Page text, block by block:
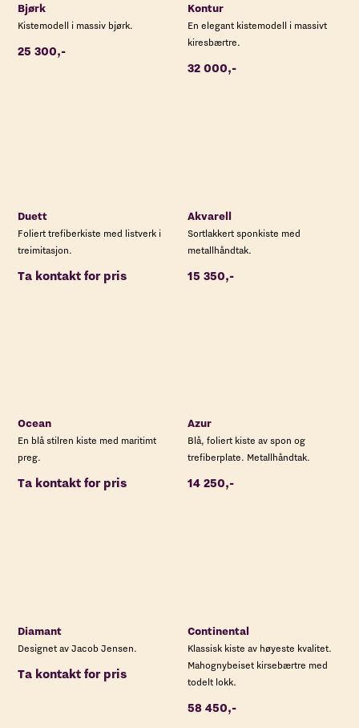
Bjørk
Kistemodell i massiv bjørk.
25 300,-
Kontur
En elegant kistemodell i massivt
kiresbærtre.
32 000,-
Duett
Foliert trefiberkiste med listverk i
treimitasjon.
Ta kontakt for pris
Akvarell
Sortlakkert sponkiste med
metallhåndtak.
15 350,-
Ocean
En blå stilren kiste med maritimt
preg.
Ta kontakt for pris
Azur
Blå, foliert kiste av spon og
trefiberplate. Metallhåndtak.
14 250,-
Diamant
Designet av Jacob Jensen.
Ta kontakt for pris
Continental
Klassisk kiste av høyeste kvalitet.
Mahognybeiset kirsebærtre med
todelt lokk.
58 450,-